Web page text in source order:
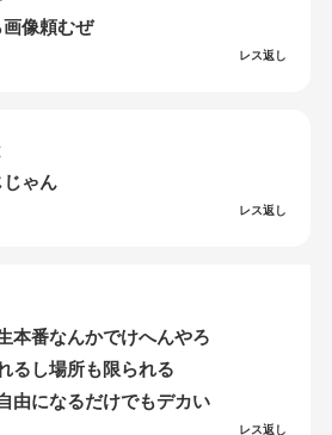
像頼むぜ
レス返し
ゃん
レス返し
本番なんかでけへんやろ
るし場所も限られる
由になるだけでもデカい
レス返し